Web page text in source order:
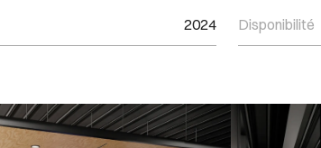
2024 Disponibilité